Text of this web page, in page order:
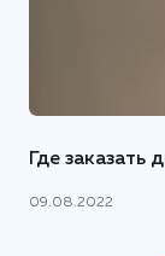
Где заказать
09.08.2022